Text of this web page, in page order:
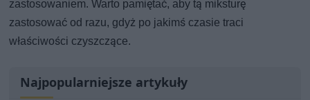
zastosowaniem. Warto pamiętać, aby tą miksturę
zastosować od razu, gdyż po jakimś czasie traci
właściwości czyszczące.
Najpopularniejsze artykuły